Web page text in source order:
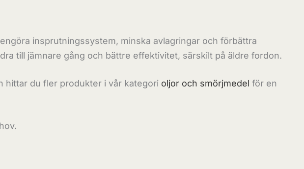
insprutningssystem, minska avlagringar och förbättra
till jämnare gång och bättre effektivitet, särskilt på äldre fordon.
hittar du fler produkter i vår kategori oljor och smörjmedel för en